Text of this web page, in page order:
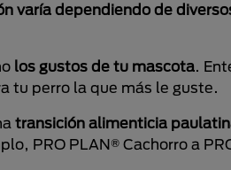
varía dependiendo de
los gustos de tu mascota.
tu perro la que más le guste.
transición alimenticia
PRO PLAN® Cachorro a